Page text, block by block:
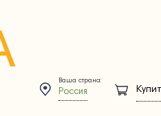
Ваша страна:
Россия